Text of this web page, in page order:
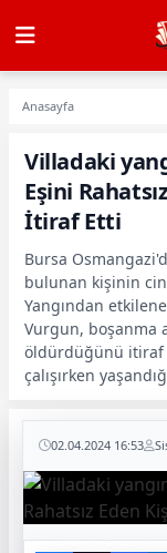
Anasayfa
Villadaki
Eşini
İtiraf Etti
Bursa
bulunan kişinin
Yangından
Vurgun, boşanma
öldürdüğünü itiraf
çalışırken
02.04.2024 16:53